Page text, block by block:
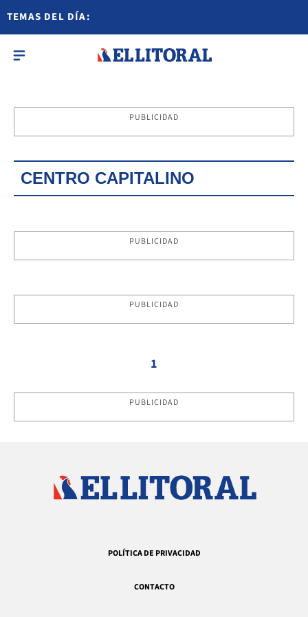
TEMAS DEL DÍA:
PUBLICIDAD
CENTRO CAPITALINO
PUBLICIDAD
PUBLICIDAD
1
PUBLICIDAD
POLÍTICA DE PRIVACIDAD
CONTACTO